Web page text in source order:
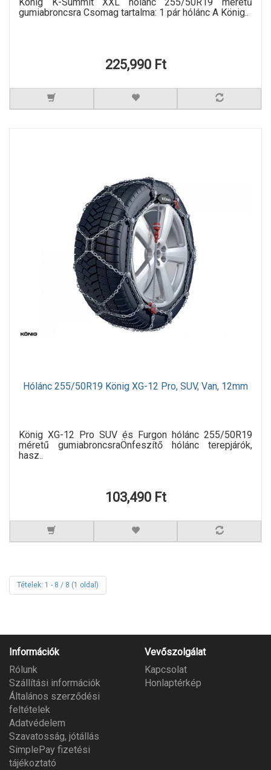
König K-Summit XXL hólánc 255/50R19 méretű
gumiabroncsra Csomag tartalma: 1 pár hólánc A König..
225,990 Ft
Hólánc 255/50R19 König XG-12 Pro, SUV, Van, 12mm
König XG-12 Pro SUV és Furgon hólánc 255/50R19
méretű gumiabroncsraÖnfeszítő hólánc terepjárók,
hasz..
103,490 Ft
Tételek: 1 - 8 / 8 (1 oldal)
Információk
Rólunk
Szállítási információk
Általános szerződési
feltételek
Adatvédelem
Szavatosság, jótállás
SimplePay fizetési
tájékoztató
Vevőszolgálat
Kapcsolat
Honlaptérkép